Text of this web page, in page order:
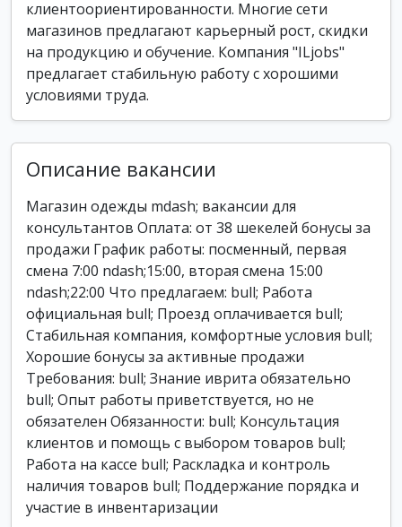
клиентоориентированности. Многие сети
магазинов предлагают карьерный рост, скидки
на продукцию и обучение. Компания "ILjobs"
предлагает стабильную работу с хорошими
условиями труда.
Описание вакансии
Магазин одежды mdash; вакансии для
консультантов Оплата: от 38 шекелей бонусы за
продажи График работы: посменный, первая
смена 7:00 ndash;15:00, вторая смена 15:00
ndash;22:00 Что предлагаем: bull; Работа
официальная bull; Проезд оплачивается bull;
Стабильная компания, комфортные условия bull;
Хорошие бонусы за активные продажи
Требования: bull; Знание иврита обязательно
bull; Опыт работы приветствуется, но не
обязателен Обязанности: bull; Консультация
клиентов и помощь с выбором товаров bull;
Работа на кассе bull; Раскладка и контроль
наличия товаров bull; Поддержание порядка и
участие в инвентаризации